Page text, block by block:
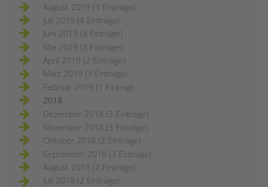
August 2019 (3 Einträge)
Juli 2019 (4 Einträge)
Juni 2019 (3 Einträge)
Mai 2019 (3 Einträge)
April 2019 (2 Einträge)
März 2019 (3 Einträge)
Februar 2019 (1 Eintrag)
2018
Dezember 2018 (3 Einträge)
November 2018 (3 Einträge)
Oktober 2018 (2 Einträge)
September 2018 (3 Einträge)
August 2018 (2 Einträge)
Juli 2018 (2 Einträge)